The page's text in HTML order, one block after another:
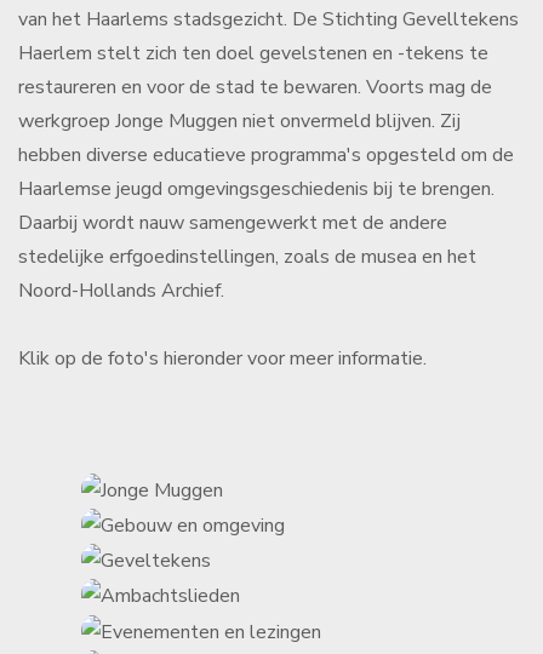
van het Haarlems stadsgezicht. De Stichting Gevelltekens
Haerlem stelt zich ten doel gevelstenen en -tekens te
restaureren en voor de stad te bewaren. Voorts mag de
werkgroep Jonge Muggen niet onvermeld blijven. Zij
hebben diverse educatieve programma's opgesteld om de
Haarlemse jeugd omgevingsgeschiedenis bij te brengen.
Daarbij wordt nauw samengewerkt met de andere
stedelijke erfgoedinstellingen, zoals de musea en het
Noord-Hollands Archief.
Klik op de foto's hieronder voor meer informatie.